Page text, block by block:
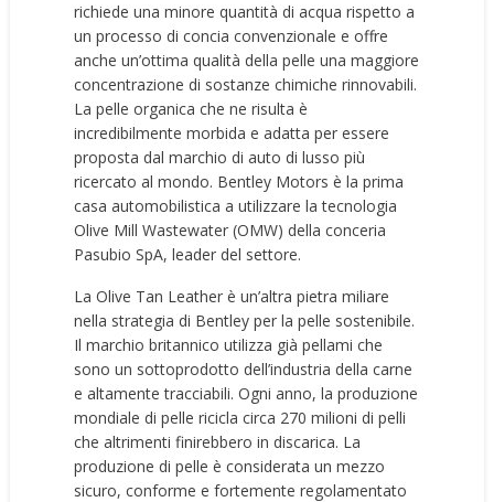
richiede una minore quantità di acqua rispetto a
un processo di concia convenzionale e offre
anche un’ottima qualità della pelle una maggiore
concentrazione di sostanze chimiche rinnovabili.
La pelle organica che ne risulta è
incredibilmente morbida e adatta per essere
proposta dal marchio di auto di lusso più
ricercato al mondo. Bentley Motors è la prima
casa automobilistica a utilizzare la tecnologia
Olive Mill Wastewater (OMW) della conceria
Pasubio SpA, leader del settore.
La Olive Tan Leather è un’altra pietra miliare
nella strategia di Bentley per la pelle sostenibile.
Il marchio britannico utilizza già pellami che
sono un sottoprodotto dell’industria della carne
e altamente tracciabili. Ogni anno, la produzione
mondiale di pelle ricicla circa 270 milioni di pelli
che altrimenti finirebbero in discarica. La
produzione di pelle è considerata un mezzo
sicuro, conforme e fortemente regolamentato